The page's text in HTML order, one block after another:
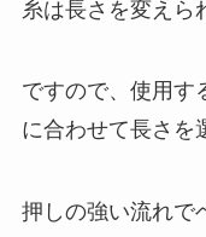
糸は長さを変えら
ですので、使用す
に合わせて長さを
押しの強い流れで